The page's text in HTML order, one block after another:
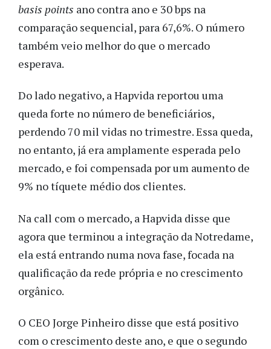
basis points ano contra ano e 30 bps na
comparação sequencial, para 67,6%. O número
também veio melhor do que o mercado
esperava.
Do lado negativo, a Hapvida reportou uma
queda forte no número de beneficiários,
perdendo 70 mil vidas no trimestre. Essa queda,
no entanto, já era amplamente esperada pelo
mercado, e foi compensada por um aumento de
9% no tíquete médio dos clientes.
Na call com o mercado, a Hapvida disse que
agora que terminou a integração da Notredame,
ela está entrando numa nova fase, focada na
qualificação da rede própria e no crescimento
orgânico.
O CEO Jorge Pinheiro disse que está positivo
com o crescimento deste ano, e que o segundo